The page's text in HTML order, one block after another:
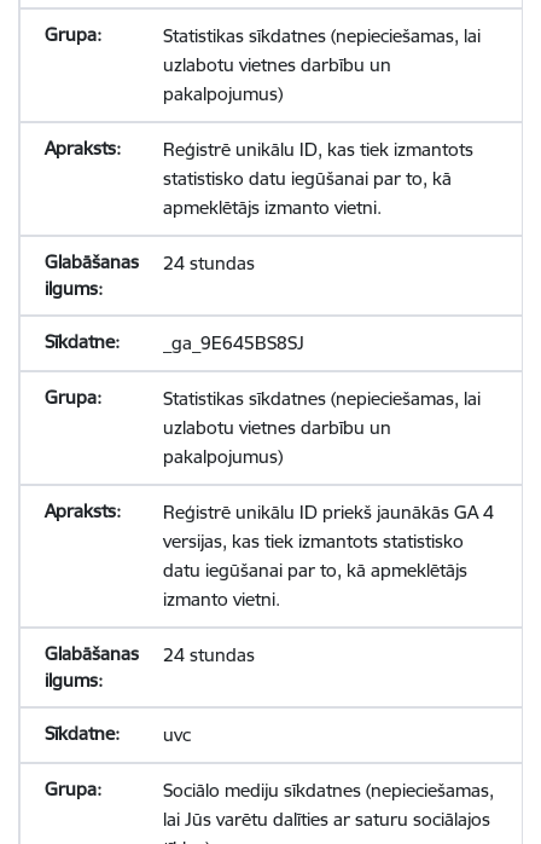
Statistikas sīkdatnes (nepieciešamas, lai
uzlabotu vietnes darbību un
pakalpojumus)
Reģistrē unikālu ID, kas tiek izmantots
statistisko datu iegūšanai par to, kā
apmeklētājs izmanto vietni.
24 stundas
_ga_9E645BS8SJ
Statistikas sīkdatnes (nepieciešamas, lai
uzlabotu vietnes darbību un
pakalpojumus)
Reģistrē unikālu ID priekš jaunākās GA 4
versijas, kas tiek izmantots statistisko
datu iegūšanai par to, kā apmeklētājs
izmanto vietni.
24 stundas
uvc
Sociālo mediju sīkdatnes (nepieciešamas,
lai Jūs varētu dalīties ar saturu sociālajos